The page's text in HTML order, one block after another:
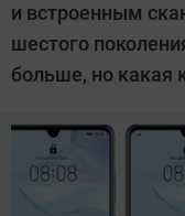
и встроенным
шестого
больше, но какая